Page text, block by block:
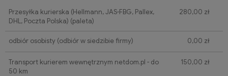
Przesyłka kurierska (Hellmann, JAS-FBG, Pallex,
DHL, Poczta Polska) (paleta)
280,00 zł
odbiór osobisty(odbiór w siedzibie firmy) 0,00 zł
Transport kurierem wewnętrznym netdom.pl - do
50 km
150,00 zł